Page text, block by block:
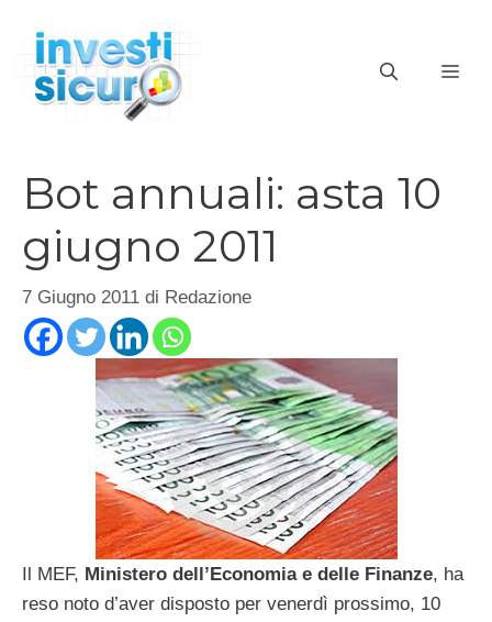
contenuto
Bot annuali: asta 10
giugno 2011
7 Giugno 2011 di Redazione
Il MEF, Ministero dell’Economia e delle Finanze, ha
reso noto d’aver disposto per venerdì prossimo, 10